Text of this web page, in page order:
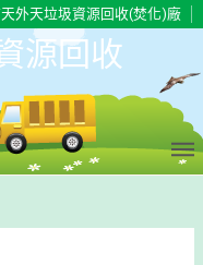
外天垃圾資源回收(焚化)廠
源回收